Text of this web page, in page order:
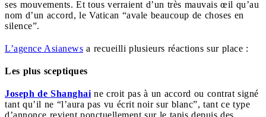
ses mouvements. Et tous verraient d’un très mauvais œil qu’au
nom d’un accord, le Vatican “avale beaucoup de choses en
silence”.
L’agence Asianews a recueilli plusieurs réactions sur place :
Les plus sceptiques
Joseph de Shanghai ne croit pas à un accord ou contrat signé
tant qu’il ne “l’aura pas vu écrit noir sur blanc”, tant ce type
d’annonce revient ponctuellement sur le tapis depuis des